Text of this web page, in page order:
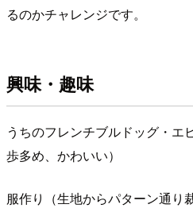
るのかチャレンジです。
興味・趣味
うちのフレンチブルドッグ・エ
歩多め、かわいい）
服作り（生地からパターン通り